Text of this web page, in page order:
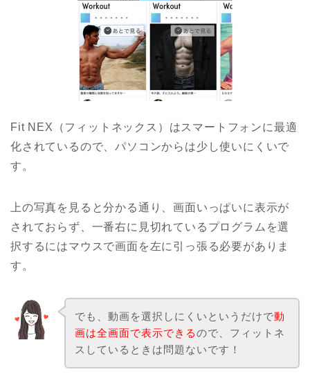
Fit NEX（フィットネックス）はスマートフォンに最適
化されているので、パソコンからは少し使いにくいで
す。
上の写真を見ると分かる通り、画面いっぱいに表示が
されておらず、一番右に見切れているプログラムを選
択するにはマウスで画面を左に引っ張る必要がありま
す。
でも、動画を選択しにくいというだけで動
画は全画面で表示できるので、フィットネ
スしているときは問題ないです！